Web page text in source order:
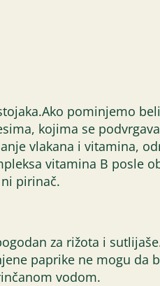
pominjemo
kojima se
vlakana i vitamina,
vitamina B posle
pirinač.
za rižota i
paprike ne mogu da
vodom.